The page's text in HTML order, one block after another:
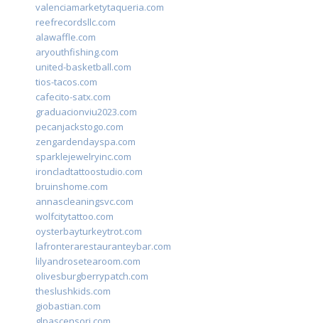
valenciamarketytaqueria.com
reefrecordsllc.com
alawaffle.com
aryouthfishing.com
united-basketball.com
tios-tacos.com
cafecito-satx.com
graduacionviu2023.com
pecanjackstogo.com
zengardendayspa.com
sparklejewelryinc.com
ironcladtattoostudio.com
bruinshome.com
annascleaningsvc.com
wolfcitytattoo.com
oysterbayturkeytrot.com
lafronterarestauranteybar.com
lilyandrosetearoom.com
olivesburgberrypatch.com
theslushkids.com
giobastian.com